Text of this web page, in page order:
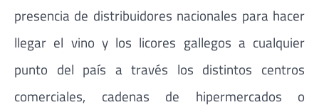
presencia de distribuidores nacionales para hacer
llegar el vino y los licores gallegos a cualquier
punto del país a través los distintos centros
comerciales, cadenas de hipermercados o